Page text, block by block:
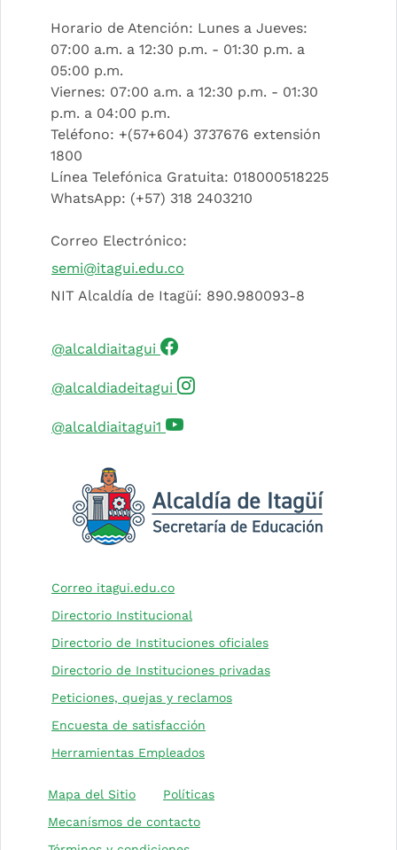
Horario de Atención: Lunes a Jueves:
07:00 a.m. a 12:30 p.m. - 01:30 p.m. a
05:00 p.m.
Viernes: 07:00 a.m. a 12:30 p.m. - 01:30
p.m. a 04:00 p.m.
Teléfono: +(57+604) 3737676 extensión
1800
Línea Telefónica Gratuita: 018000518225
WhatsApp: (+57) 318 2403210
Correo Electrónico:
semi@itagui.edu.co
NIT Alcaldía de Itagüí: 890.980093-8
@alcaldiaitagui (Este enlace abrirá una nueva
@alcaldiadeitagui (Este enlace abrirá una
@alcaldiaitagui1 (Este enlace abrirá una nueva
Correo itagui.edu.co(Este enlace abrirá una nueva
Directorio Institucional
Directorio de Instituciones oficiales(Este enlace abrirá
Directorio de Instituciones privadas(Este enlace abrirá
Peticiones, quejas y reclamos(Este enlace abrirá una
Encuesta de satisfacción
Herramientas Empleados
Mapa del Sitio Políticas(Este enlace abrirá una
Mecanísmos de contacto